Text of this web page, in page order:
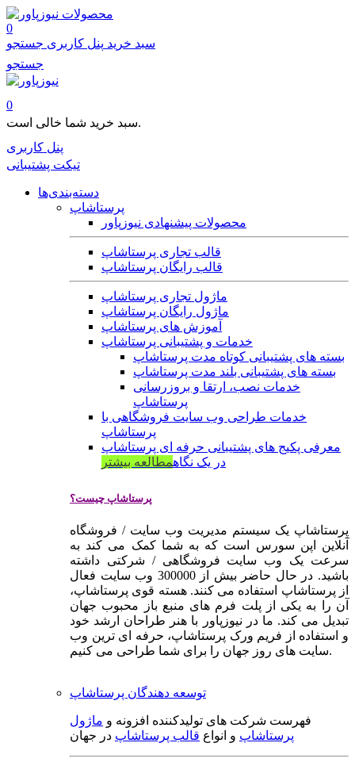
محصولات
0
سبد خرید پنل کاربری جستجو
جستجو
0
سبد خرید شما خالی است.
پنل کاربری
تیکت پشتیبانی
دسته‌بندی‌ها
پرستاشاپ
محصولات پیشنهادی نیوزپاور
قالب تجاری پرستاشاپ
قالب رایگان پرستاشاپ
ماژول تجاری پرستاشاپ
ماژول رایگان پرستاشاپ
آموزش های پرستاشاپ
خدمات و پشتیبانی پرستاشاپ
بسته های پشتیبانی کوتاه مدت پرستاشاپ
بسته های پشتیبانی بلند مدت پرستاشاپ
خدمات نصب، ارتقا و بروزرسانی
پرستاشاپ
خدمات طراحی وب سایت فروشگاهی با
پرستاشاپ
معرفی پکیج های پشتیبانی حرفه ای پرستاشاپ
در یک نگاهمطالعه بیشتر
پرستاشاپ چیست؟
پرستاشاپ یک سیستم مدیریت وب سایت / فروشگاه
آنلاین اپن سورس است که به شما کمک می کند به
سرعت یک وب سایت فروشگاهی / شرکتی داشته
باشید. در حال حاضر بیش از 300000 وب سایت فعال
از پرستاشاپ استفاده می کنند. هسته قوی پرستاشاپ،
آن را به یکی از پلت فرم های منبع باز محبوب جهان
تبدیل می کند. ما در نیوزپاور با هنر طراحان ارشد خود
و استفاده از فریم ورک پرستاشاپ، حرفه ای ترین وب
سایت های روز جهان را برای شما طراحی می کنیم.
توسعه دهندگان پرستاشاپ
فهرست شرکت های تولیدکننده افزونه و ماژول
پرستاشاپ و انواع قالب پرستاشاپ در جهان